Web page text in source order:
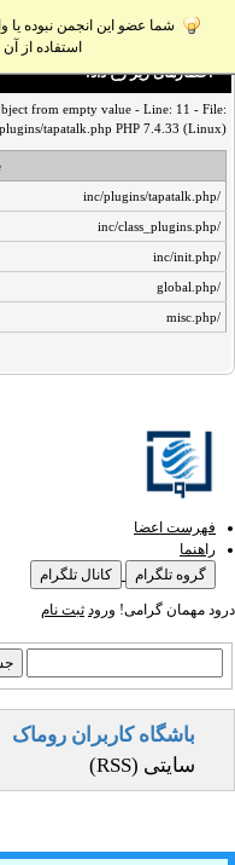
شما عضو این انجمن نبوده یا
استفاده از آن
اخطار‌های زیر رخ داد:
from empty value - Line: 11 - File:
tapatalk.php PHP 7.4.33 (Linux)
/inc/plugins/tapatalk.php
/inc/class_plugins.php
/inc/init.php
/global.php
/misc.php
فهرست اعضا
راهنما
گروه تلگرام
کانال تلگرام
درود مهمان گرامی! ورود ثبت نام
باشگاه کاربران روماک
سایتی (RSS)